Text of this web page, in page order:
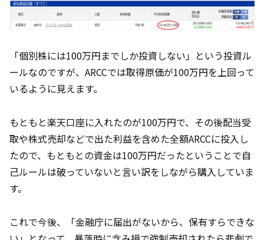
「個別株には100万円までしか投資しない」という投資ル
ールなのですが、ARCCでは取得原価が100万円を上回って
いるように見えます。
もともと楽天口座に入れたのが100万円で、その後配当受
取や株式売却などで出た利益を含めた全額ARCCに投入し
たので、もともとの資金は100万円だったということで自
己ルールは破っていないと言い訳をしながら購入していま
す。
これで今後、「金融庁に届出がないから、保有すらできな